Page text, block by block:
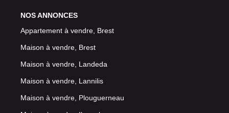
NOS ANNONCES
Appartement à vendre, Brest
Maison à vendre, Brest
Maison à vendre, Landeda
Maison à vendre, Lannilis
Maison à vendre, Plouguerneau